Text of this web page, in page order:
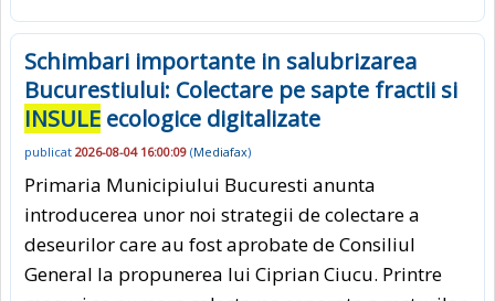
Schimbari importante in salubrizarea
Bucurestiului: Colectare pe sapte fractii si
INSULE ecologice digitalizate
publicat 2026-08-04 16:00:09 (Mediafax)
Primaria Municipiului Bucuresti anunta
introducerea unor noi strategii de colectare a
deseurilor care au fost aprobate de Consiliul
General la propunerea lui Ciprian Ciucu. Printre